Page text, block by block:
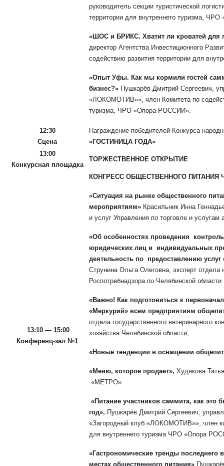
руководитель секции туристической
территории для внутреннего туризма,
«ШОС и БРИКС. Хватит ли кроватей для
директор Агентства Инвестиционного
содействию развития территории для
«Опыт Уфы. Как мы кормили гостей
бизнес?» Пушкарёв Дмитрий Сергеевич,
«ЛОКОМОТИВ»», член Комитета по
туризма, ЧРО «Опора РОССИИ».
12:30
Сцена
Награждение победителей Конкурса
«ГОСТИНИЦА ГОДА»
13:00
Конкурсная площадка
ТОРЖЕСТВЕННОЕ ОТКРЫТИЕ
13:10 — 15:00
Конференц-зал №1
КОНГРЕСС ОБЩЕСТВЕННОГО ПИТАНИЯ
«Ситуация на рынке общественного
мероприятиям» Красильник Инна
и услуг Управления по торговле и
«Об особенностях проведения
юридических лиц и индивидуальных
деятельность по предоставлению услуг
Струнина Ольга Олеговна, эксперт отдела
Роспотребнадзора по Челябинской области
«Важно! Как подготовиться к
«Меркурий» всем предприятиям
отдела государственного ветеринарного
хозяйства Челябинской области,
«Новые тенденции в оснащении
«Меню, которое продает», Худякова
«МЕТРО»
«Питание участников саммита, как
год», Пушкарёв Дмитрий Сергеевич,
«Загородный клуб «ЛОКОМОТИВ»», член
для внутреннего туризма ЧРО «Опора
«Гастрономические тренды последнего
местах общественного питания»